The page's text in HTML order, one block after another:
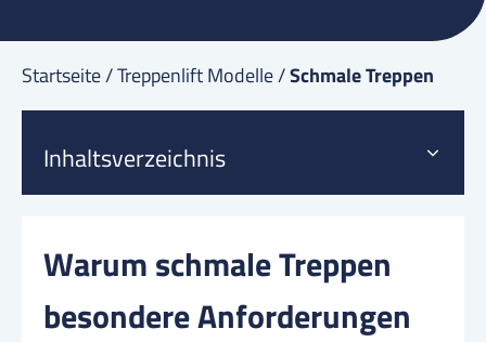
Startseite/Treppenlift Modelle/Schmale Treppen
Warum schmale Treppen
besondere Anforderungen
Inhaltsverzeichnis